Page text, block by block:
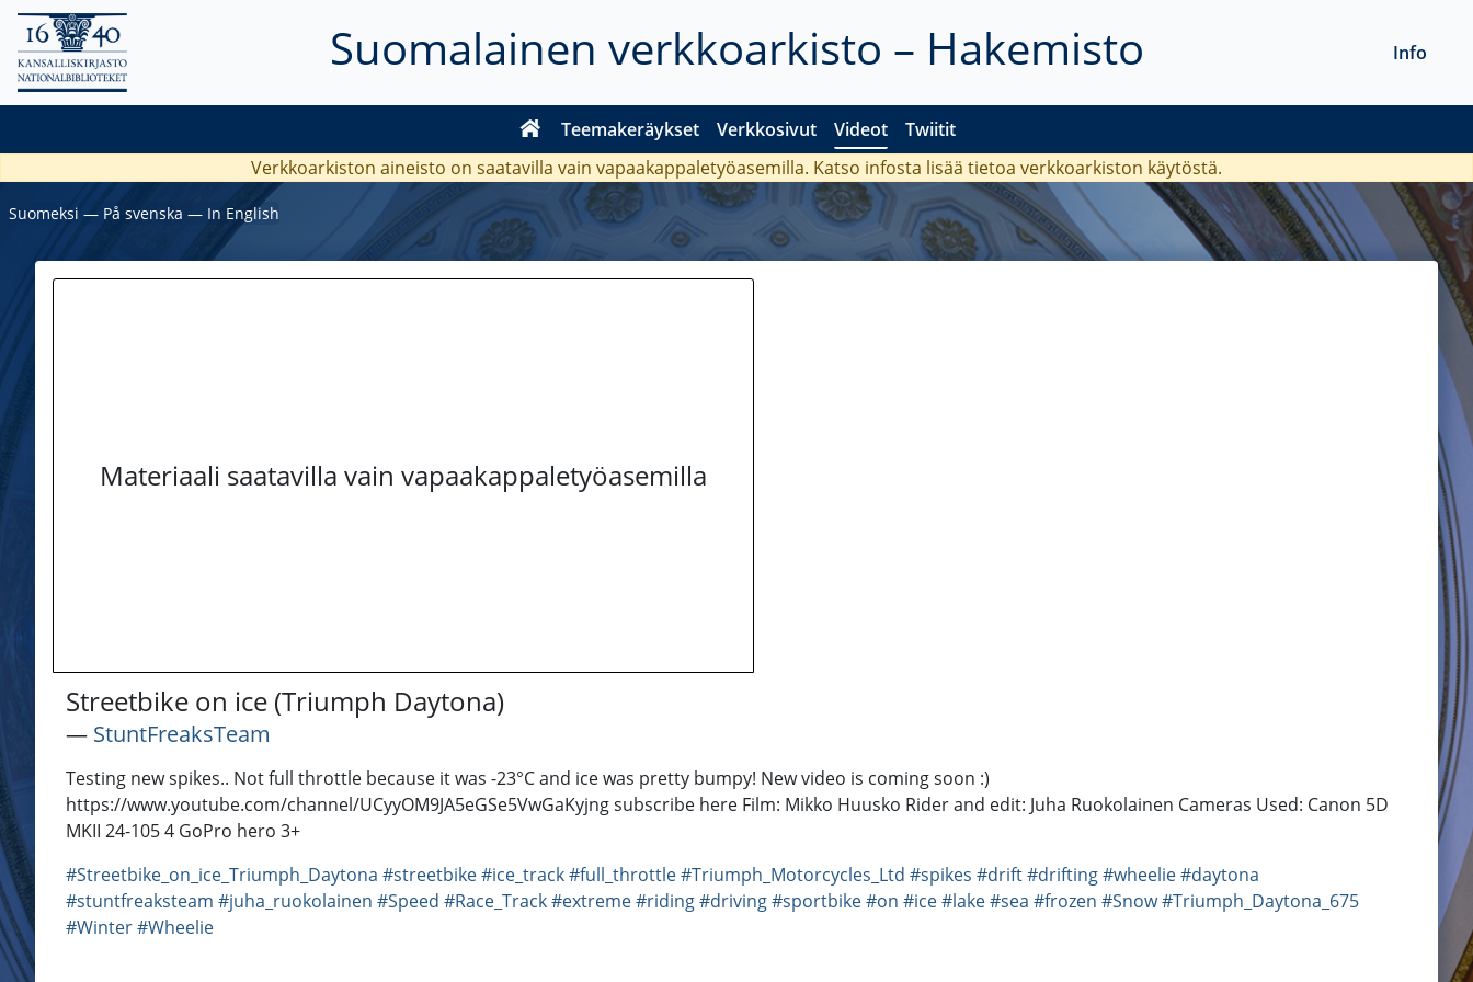
Suomalainen verkkoarkisto – Hakemisto
Teemakeräykset Verkkosivut Videot Twiitit
Info
Verkkoarkiston aineisto on saatavilla vain vapaakappaletyöasemilla. Katso infosta lisää tietoa verkkoarkiston käytöstä.
Suomeksi ― På svenska ― In English
Materiaali saatavilla vain vapaakappaletyöasemilla
Streetbike on ice (Triumph Daytona)
― StuntFreaksTeam
Testing new spikes.. Not full throttle because it was -23°C and ice was pretty bumpy! New video is coming soon :)
https://www.youtube.com/channel/UCyyOM9JA5eGSe5VwGaKyjng subscribe here Film: Mikko Huusko Rider and edit: Juha Ruokolainen Cameras Used: Canon 5D
MKII 24-105 4 GoPro hero 3+
#Streetbike_on_ice_Triumph_Daytona #streetbike#ice_track#full_throttle#Triumph_Motorcycles_Ltd #spikes #drift#drifting#wheelie#daytona
#stuntfreaksteam #juha_ruokolainen #Speed #Race_Track#extreme#riding#driving#sportbike#on #ice#lake#sea #frozen #Snow#Triumph_Daytona_675
#Winter#Wheelie